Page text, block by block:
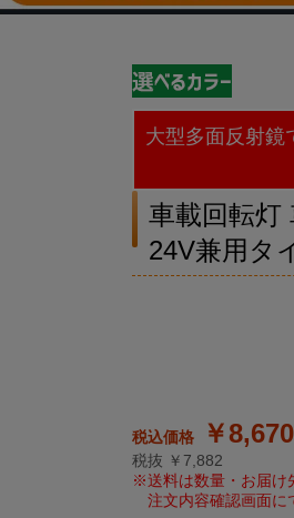
大型多面反射鏡
車載回転
24V兼用タ
￥8,670
税抜 ￥7,882